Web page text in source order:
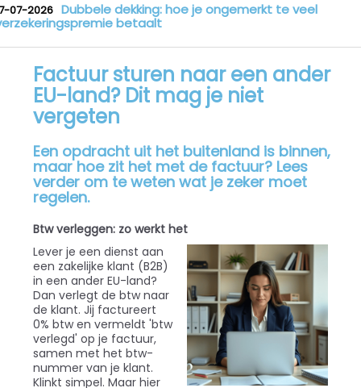
07-2026 Dubbele dekking: hoe je ongemerkt te veel
betaalt
Factuur sturen naar een ander
EU-land? Dit mag je niet
vergeten
Een opdracht uit het buitenland is binnen,
maar hoe zit het met de factuur? Lees
verder om te weten wat je zeker moet
regelen.
Btw verleggen: zo werkt het
Lever je een dienst aan
een zakelijke klant (B2B)
in een ander EU-land?
Dan verlegt de btw naar
de klant. Jij factureert
0% btw en vermeldt 'btw
verlegd' op je factuur,
samen met het btw-
nummer van je klant.
Klinkt simpel. Maar hier